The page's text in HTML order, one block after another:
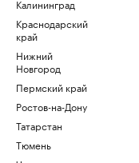
Калининград
Краснодарский
край
Нижний
Новгород
Пермский край
Ростов-на-Дону
Татарстан
Тюмень